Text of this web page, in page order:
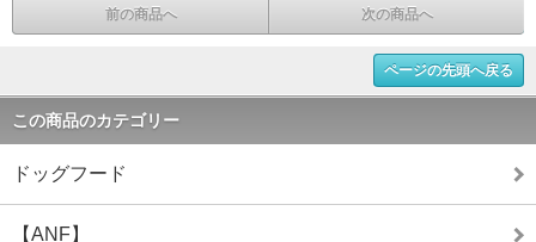
前の商品へ 次の商品へ
ページの先頭へ戻る
この商品のカテゴリー
ドッグフード
【ANF】